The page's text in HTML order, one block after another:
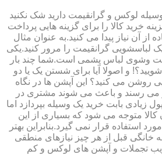
لوکس و گرانقیمت دارید شک نکنید
خرید کالا را برای گزینه هایی پرداخت
از آن نیاز پیدا می کنید.به عنوان مثال
لباسشویی گرانقیمت را مرور کنید.یکی
وشوی لباس پشمی است.شما چند بار
و اصولا آیا برای شستن یک یا دو
روشن می کنید؟ این آپشن ها در نگاه
می رسند و باعث می شوند مشتری در
زیادی بابت خرید یک وسیله بپردازد اما
کالا متوجه می شود که بسیاری از این
استفاده قرار نمی گیرد.بنابراین بهتر
خانگی قبل از هر چیز نیازهای منطقی
تجملات و آپشن های لوکس و کم